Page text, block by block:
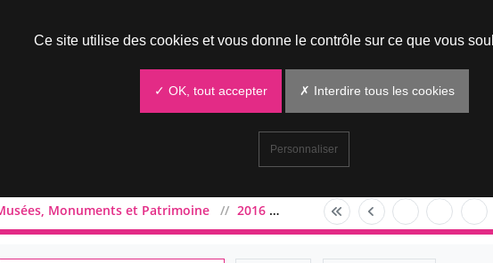
Monuments et Patrimoine 2016
Ce site utilise des cookies et vous donne le contrôle sur ce que vous
✓ OK, tout accepter ✗ Interdire tous les cookies
Personnaliser